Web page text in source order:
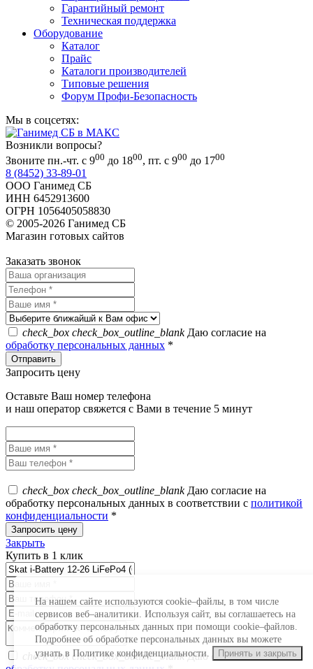
На нашем сайте используются cookie–файлы, в том числе
сервисов веб–аналитики. Используя сайт, вы соглашаетесь на
обработку персональных данных при помощи cookie–файлов.
Подробнее об обработке персональных данных вы можете
узнать в Политике конфиденциальности.
Принять и закрыть
Гарантийный ремонт
Техническая поддержка
Оборудование
Каталог
Прайс
Каталоги производителей
Типовые решения
Форум Профи-Безопасность
Мы в соцсетях:
Возникли вопросы?
Звоните пн.-чт. с 900 до 1800, пт. с 900 до 1700
8 (8452) 33-89-01
ООО Ганимед СБ
ИНН 6452913600
ОГРН 1056405058830
© 2005-2026 Ганимед СБ
Магазин готовых сайтов
Заказать звонок
check_box check_box_outline_blankДаю согласие на
обработку персональных данных *
Запросить цену
Оставьте Ваш номер телефона
и наш оператор свяжется с Вами в течение 5 минут
check_box check_box_outline_blankДаю согласие на
обработку персональных данных в соответствии с политикой
конфиденциальности *
Закрыть
Купить в 1 клик
check_box check_box_outline_blankДаю согласие на